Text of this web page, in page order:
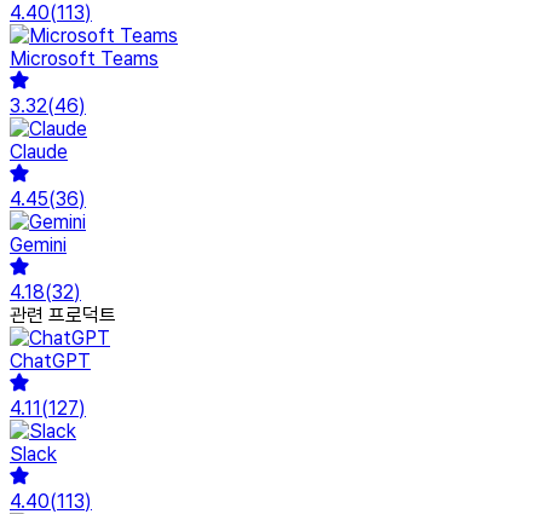
4.40(113)
Microsoft Teams
3.32(46)
Claude
4.45(36)
Gemini
4.18(32)
관련 프로덕트
ChatGPT
4.11(127)
Slack
4.40(113)